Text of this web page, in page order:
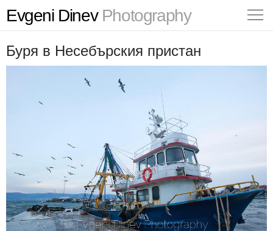
Evgeni DinevPhotography
Буря в Несебърския пристан